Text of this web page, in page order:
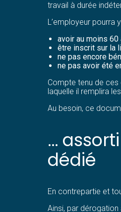
travail à durée
L’employeur pourra
avoir au moins 60
être inscrit sur la
ne pas encore
ne pas avoir été
Compte tenu de ces
laquelle il remplira
Au besoin, ce
…
dédié
En contrepartie et
Ainsi, par